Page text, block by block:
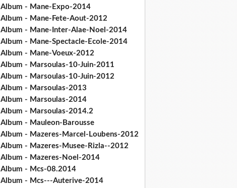
Album - Mane-Expo-2014
Album - Mane-Fete-Aout-2012
Album - Mane-Inter-Alae-Noel-2014
Album - Mane-Spectacle-Ecole-2014
Album - Mane-Voeux-2012
Album - Marsoulas-10-Juin-2011
Album - Marsoulas-10-Juin-2012
Album - Marsoulas-2013
Album - Marsoulas-2014
Album - Marsoulas-2014.2
Album - Mauleon-Barousse
Album - Mazeres-Marcel-Loubens-2012
Album - Mazeres-Musee-Rizla--2012
Album - Mazeres-Noel-2014
Album - Mcs-08.2014
Album - Mcs---Auterive-2014